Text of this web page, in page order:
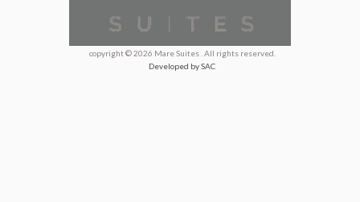
copyright © 2026 Mare Suites . All rights reserved.
Developed by SAC